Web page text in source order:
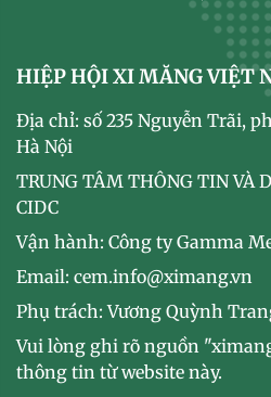
HIỆP HỘI XI MĂNG VIỆT
Địa chỉ: số 235 Nguyễn Trãi,
Hà Nội
TRUNG TÂM THÔNG TIN VÀ
CIDC
Vận hành: Công ty Gamma
Email: cem.info@ximang.vn
Phụ trách: Vương Quỳnh
Vui lòng ghi rõ nguồn
thông tin từ website này.